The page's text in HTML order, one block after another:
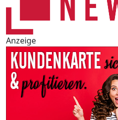
Anzeige